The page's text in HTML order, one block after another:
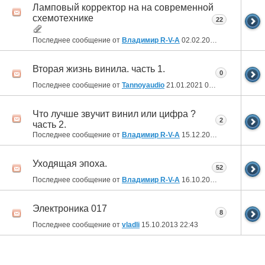
Ламповый корректор на на современной
схемотехнике
Последнее сообщение от Владимир R-V-A 02.02.2021
22
Вторая жизнь винила. часть 1.
Последнее сообщение от Tannoyaudio 21.01.2021 06:52
0
Что лучше звучит винил или цифра ?
часть 2.
Последнее сообщение от Владимир R-V-A 15.12.2020
2
Уходящая эпоха.
Последнее сообщение от Владимир R-V-A 16.10.2019
52
Электроника 017
Последнее сообщение от vladli 15.10.2013 22:43
8